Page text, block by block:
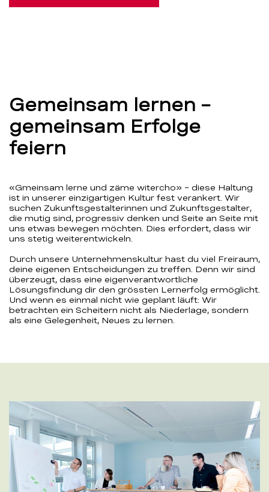
Gemeinsam lernen –
gemeinsam Erfolge
feiern
«Gmeinsam lerne und zäme witercho» – diese Haltung
ist in unserer einzigartigen Kultur fest verankert. Wir
suchen Zukunftsgestalterinnen und Zukunftsgestalter,
die mutig sind, progressiv denken und Seite an Seite mit
uns etwas bewegen möchten. Dies erfordert, dass wir
uns stetig weiterentwickeln.
Durch unsere Unternehmenskultur hast du viel Freiraum,
deine eigenen Entscheidungen zu treffen. Denn wir sind
überzeugt, dass eine eigenverantwortliche
Lösungsfindung dir den grössten Lernerfolg ermöglicht.
Und wenn es einmal nicht wie geplant läuft: Wir
betrachten ein Scheitern nicht als Niederlage, sondern
als eine Gelegenheit, Neues zu lernen.